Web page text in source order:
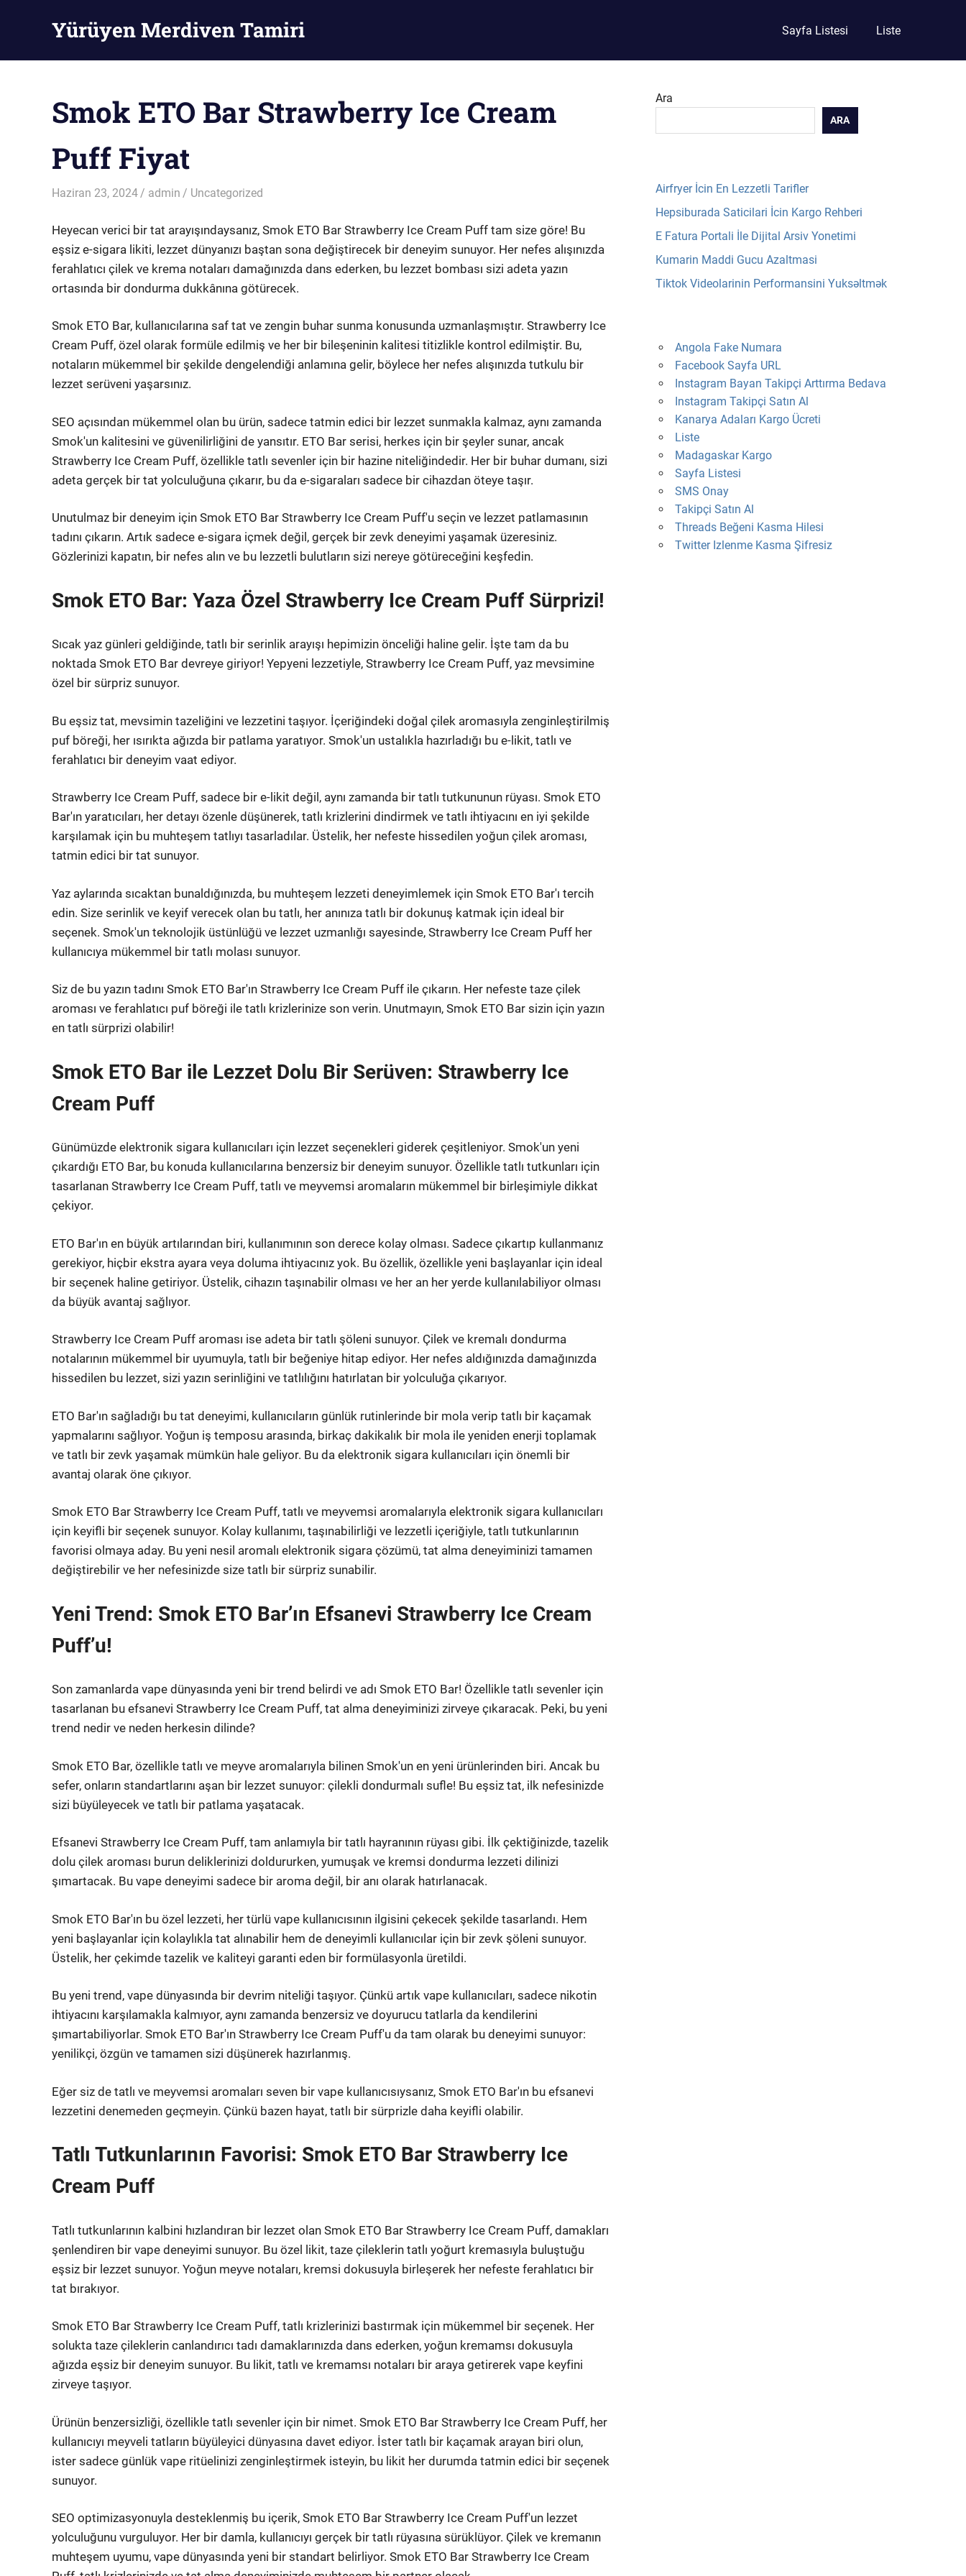
Yürüyen Merdiven Tamiri Sayfa Listesi Liste
Smok ETO Bar Strawberry Ice Cream
Puff Fiyat
Haziran 23, 2024 admin Uncategorized
Heyecan verici bir tat arayışındaysanız, Smok ETO Bar Strawberry Ice Cream Puff tam size göre! Bu
eşsiz e-sigara likiti, lezzet dünyanızı baştan sona değiştirecek bir deneyim sunuyor. Her nefes alışınızda
ferahlatıcı çilek ve krema notaları damağınızda dans ederken, bu lezzet bombası sizi adeta yazın
ortasında bir dondurma dukkânına götürecek.
Smok ETO Bar, kullanıcılarına saf tat ve zengin buhar sunma konusunda uzmanlaşmıştır. Strawberry Ice
Cream Puff, özel olarak formüle edilmiş ve her bir bileşeninin kalitesi titizlikle kontrol edilmiştir. Bu,
notaların mükemmel bir şekilde dengelendiği anlamına gelir, böylece her nefes alışınızda tutkulu bir
lezzet serüveni yaşarsınız.
SEO açısından mükemmel olan bu ürün, sadece tatmin edici bir lezzet sunmakla kalmaz, aynı zamanda
Smok'un kalitesini ve güvenilirliğini de yansıtır. ETO Bar serisi, herkes için bir şeyler sunar, ancak
Strawberry Ice Cream Puff, özellikle tatlı sevenler için bir hazine niteliğindedir. Her bir buhar dumanı, sizi
adeta gerçek bir tat yolculuğuna çıkarır, bu da e-sigaraları sadece bir cihazdan öteye taşır.
Unutulmaz bir deneyim için Smok ETO Bar Strawberry Ice Cream Puff'u seçin ve lezzet patlamasının
tadını çıkarın. Artık sadece e-sigara içmek değil, gerçek bir zevk deneyimi yaşamak üzeresiniz.
Gözlerinizi kapatın, bir nefes alın ve bu lezzetli bulutların sizi nereye götüreceğini keşfedin.
Smok ETO Bar: Yaza Özel Strawberry Ice Cream Puff Sürprizi!
Sıcak yaz günleri geldiğinde, tatlı bir serinlik arayışı hepimizin önceliği haline gelir. İşte tam da bu
noktada Smok ETO Bar devreye giriyor! Yepyeni lezzetiyle, Strawberry Ice Cream Puff, yaz mevsimine
özel bir sürpriz sunuyor.
Bu eşsiz tat, mevsimin tazeliğini ve lezzetini taşıyor. İçeriğindeki doğal çilek aromasıyla zenginleştirilmiş
puf böreği, her ısırıkta ağızda bir patlama yaratıyor. Smok'un ustalıkla hazırladığı bu e-likit, tatlı ve
ferahlatıcı bir deneyim vaat ediyor.
Strawberry Ice Cream Puff, sadece bir e-likit değil, aynı zamanda bir tatlı tutkununun rüyası. Smok ETO
Bar'ın yaratıcıları, her detayı özenle düşünerek, tatlı krizlerini dindirmek ve tatlı ihtiyacını en iyi şekilde
karşılamak için bu muhteşem tatlıyı tasarladılar. Üstelik, her nefeste hissedilen yoğun çilek aroması,
tatmin edici bir tat sunuyor.
Yaz aylarında sıcaktan bunaldığınızda, bu muhteşem lezzeti deneyimlemek için Smok ETO Bar'ı tercih
edin. Size serinlik ve keyif verecek olan bu tatlı, her anınıza tatlı bir dokunuş katmak için ideal bir
seçenek. Smok'un teknolojik üstünlüğü ve lezzet uzmanlığı sayesinde, Strawberry Ice Cream Puff her
kullanıcıya mükemmel bir tatlı molası sunuyor.
Siz de bu yazın tadını Smok ETO Bar'ın Strawberry Ice Cream Puff ile çıkarın. Her nefeste taze çilek
aroması ve ferahlatıcı puf böreği ile tatlı krizlerinize son verin. Unutmayın, Smok ETO Bar sizin için yazın
en tatlı sürprizi olabilir!
Smok ETO Bar ile Lezzet Dolu Bir Serüven: Strawberry Ice
Cream Puff
Günümüzde elektronik sigara kullanıcıları için lezzet seçenekleri giderek çeşitleniyor. Smok'un yeni
çıkardığı ETO Bar, bu konuda kullanıcılarına benzersiz bir deneyim sunuyor. Özellikle tatlı tutkunları için
tasarlanan Strawberry Ice Cream Puff, tatlı ve meyvemsi aromaların mükemmel bir birleşimiyle dikkat
çekiyor.
ETO Bar'ın en büyük artılarından biri, kullanımının son derece kolay olması. Sadece çıkartıp kullanmanız
gerekiyor, hiçbir ekstra ayara veya doluma ihtiyacınız yok. Bu özellik, özellikle yeni başlayanlar için ideal
bir seçenek haline getiriyor. Üstelik, cihazın taşınabilir olması ve her an her yerde kullanılabiliyor olması
da büyük avantaj sağlıyor.
Strawberry Ice Cream Puff aroması ise adeta bir tatlı şöleni sunuyor. Çilek ve kremalı dondurma
notalarının mükemmel bir uyumuyla, tatlı bir beğeniye hitap ediyor. Her nefes aldığınızda damağınızda
hissedilen bu lezzet, sizi yazın serinliğini ve tatlılığını hatırlatan bir yolculuğa çıkarıyor.
ETO Bar'ın sağladığı bu tat deneyimi, kullanıcıların günlük rutinlerinde bir mola verip tatlı bir kaçamak
yapmalarını sağlıyor. Yoğun iş temposu arasında, birkaç dakikalık bir mola ile yeniden enerji toplamak
ve tatlı bir zevk yaşamak mümkün hale geliyor. Bu da elektronik sigara kullanıcıları için önemli bir
avantaj olarak öne çıkıyor.
Smok ETO Bar Strawberry Ice Cream Puff, tatlı ve meyvemsi aromalarıyla elektronik sigara kullanıcıları
için keyifli bir seçenek sunuyor. Kolay kullanımı, taşınabilirliği ve lezzetli içeriğiyle, tatlı tutkunlarının
favorisi olmaya aday. Bu yeni nesil aromalı elektronik sigara çözümü, tat alma deneyiminizi tamamen
değiştirebilir ve her nefesinizde size tatlı bir sürpriz sunabilir.
Yeni Trend: Smok ETO Bar’ın Efsanevi Strawberry Ice Cream
Puff’u!
Son zamanlarda vape dünyasında yeni bir trend belirdi ve adı Smok ETO Bar! Özellikle tatlı sevenler için
tasarlanan bu efsanevi Strawberry Ice Cream Puff, tat alma deneyiminizi zirveye çıkaracak. Peki, bu yeni
trend nedir ve neden herkesin dilinde?
Smok ETO Bar, özellikle tatlı ve meyve aromalarıyla bilinen Smok'un en yeni ürünlerinden biri. Ancak bu
sefer, onların standartlarını aşan bir lezzet sunuyor: çilekli dondurmalı sufle! Bu eşsiz tat, ilk nefesinizde
sizi büyüleyecek ve tatlı bir patlama yaşatacak.
Efsanevi Strawberry Ice Cream Puff, tam anlamıyla bir tatlı hayranının rüyası gibi. İlk çektiğinizde, tazelik
dolu çilek aroması burun deliklerinizi doldururken, yumuşak ve kremsi dondurma lezzeti dilinizi
şımartacak. Bu vape deneyimi sadece bir aroma değil, bir anı olarak hatırlanacak.
Smok ETO Bar'ın bu özel lezzeti, her türlü vape kullanıcısının ilgisini çekecek şekilde tasarlandı. Hem
yeni başlayanlar için kolaylıkla tat alınabilir hem de deneyimli kullanıcılar için bir zevk şöleni sunuyor.
Üstelik, her çekimde tazelik ve kaliteyi garanti eden bir formülasyonla üretildi.
Bu yeni trend, vape dünyasında bir devrim niteliği taşıyor. Çünkü artık vape kullanıcıları, sadece nikotin
ihtiyacını karşılamakla kalmıyor, aynı zamanda benzersiz ve doyurucu tatlarla da kendilerini
şımartabiliyorlar. Smok ETO Bar'ın Strawberry Ice Cream Puff'u da tam olarak bu deneyimi sunuyor:
yenilikçi, özgün ve tamamen sizi düşünerek hazırlanmış.
Eğer siz de tatlı ve meyvemsi aromaları seven bir vape kullanıcısıysanız, Smok ETO Bar'ın bu efsanevi
lezzetini denemeden geçmeyin. Çünkü bazen hayat, tatlı bir sürprizle daha keyifli olabilir.
Tatlı Tutkunlarının Favorisi: Smok ETO Bar Strawberry Ice
Cream Puff
Tatlı tutkunlarının kalbini hızlandıran bir lezzet olan Smok ETO Bar Strawberry Ice Cream Puff, damakları
şenlendiren bir vape deneyimi sunuyor. Bu özel likit, taze çileklerin tatlı yoğurt kremasıyla buluştuğu
eşsiz bir lezzet sunuyor. Yoğun meyve notaları, kremsi dokusuyla birleşerek her nefeste ferahlatıcı bir
tat bırakıyor.
Smok ETO Bar Strawberry Ice Cream Puff, tatlı krizlerinizi bastırmak için mükemmel bir seçenek. Her
solukta taze çileklerin canlandırıcı tadı damaklarınızda dans ederken, yoğun kremamsı dokusuyla
ağızda eşsiz bir deneyim sunuyor. Bu likit, tatlı ve kremamsı notaları bir araya getirerek vape keyfini
zirveye taşıyor.
Ürünün benzersizliği, özellikle tatlı sevenler için bir nimet. Smok ETO Bar Strawberry Ice Cream Puff, her
kullanıcıyı meyveli tatların büyüleyici dünyasına davet ediyor. İster tatlı bir kaçamak arayan biri olun,
ister sadece günlük vape ritüelinizi zenginleştirmek isteyin, bu likit her durumda tatmin edici bir seçenek
sunuyor.
SEO optimizasyonuyla desteklenmiş bu içerik, Smok ETO Bar Strawberry Ice Cream Puff'un lezzet
yolculuğunu vurguluyor. Her bir damla, kullanıcıyı gerçek bir tatlı rüyasına sürüklüyor. Çilek ve kremanın
muhteşem uyumu, vape dünyasında yeni bir standart belirliyor. Smok ETO Bar Strawberry Ice Cream
Ara
ARA
Airfryer İcin En Lezzetli Tarifler
Hepsiburada Saticilari İcin Kargo Rehberi
E Fatura Portali İle Dijital Arsiv Yonetimi
Kumarin Maddi Gucu Azaltmasi
Tiktok Videolarinin Performansini Yuksəltmək
Angola Fake Numara
Facebook Sayfa URL
Instagram Bayan Takipçi Arttırma Bedava
Instagram Takipçi Satın Al
Kanarya Adaları Kargo Ücreti
Liste
Madagaskar Kargo
Sayfa Listesi
SMS Onay
Takipçi Satın Al
Threads Beğeni Kasma Hilesi
Twitter Izlenme Kasma Şifresiz